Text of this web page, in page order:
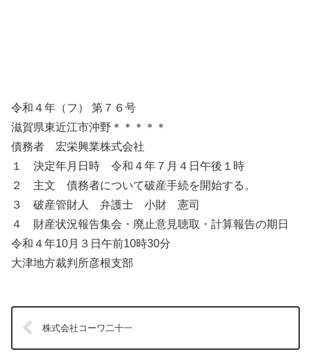
令和４年（フ） 第７６号
滋賀県東近江市沖野＊＊＊＊＊
債務者 宏栄興業株式会社
１ 決定年月日時 令和４年７月４日午後１時
２ 主文 債務者について破産手続を開始する。
３ 破産管財人 弁護士 小財 憲司
４ 財産状況報告集会・廃止意見聴取・計算報告の期日
令和４年10月３日午前10時30分
大津地方裁判所彦根支部
株式会社コーワ二十一